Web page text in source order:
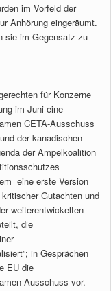
im Vorfeld der
Anhörung eingeräumt.
sie im Gegensatz zu
für Konzerne
im Juni eine
CETA-Ausschuss
der kanadischen
der Ampelkoalition
eine erste Version
Gutachten und
weiterentwickelten
die
in Gesprächen
EU die
Ausschuss vor.